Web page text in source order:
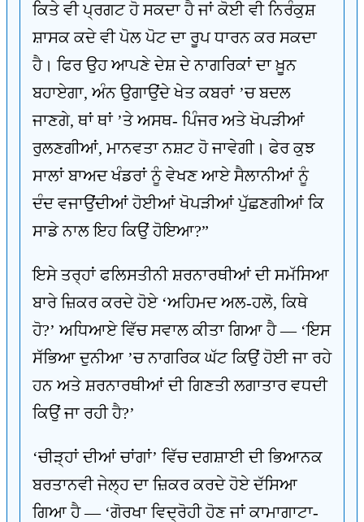
ਕਿਤੇ ਵੀ ਪ੍ਰਗਟ ਹੋ ਸਕਦਾ ਹੈ ਜਾਂ ਕੋਈ ਵੀ ਨਿਰੰਕੁਸ਼
ਸ਼ਾਸਕ ਕਦੇ ਵੀ ਪੋਲ ਪੋਟ ਦਾ ਰੂਪ ਧਾਰਨ ਕਰ ਸਕਦਾ
ਹੈ। ਫਿਰ ਉਹ ਆਪਣੇ ਦੇਸ਼ ਦੇ ਨਾਗਰਿਕਾਂ ਦਾ ਖ਼ੂਨ
ਬਹਾਏਗਾ, ਅੰਨ ਉਗਾਉਂਦੇ ਖੇਤ ਕਬਰਾਂ ’ਚ ਬਦਲ
ਜਾਣਗੇ, ਥਾਂ ਥਾਂ ’ਤੇ ਅਸਥ- ਪਿੰਜਰ ਅਤੇ ਖੋਪੜੀਆਂ
ਰੁਲਣਗੀਆਂ, ਮਾਨਵਤਾ ਨਸ਼ਟ ਹੋ ਜਾਵੇਗੀ। ਫੇਰ ਕੁਝ
ਸਾਲਾਂ ਬਾਅਦ ਖੰਡਰਾਂ ਨੂੰ ਵੇਖਣ ਆਏ ਸੈਲਾਨੀਆਂ ਨੂੰ
ਦੰਦ ਵਜਾਉਂਦੀਆਂ ਹੋਈਆਂ ਖੋਪੜੀਆਂ ਪੁੱਛਣਗੀਆਂ ਕਿ
ਸਾਡੇ ਨਾਲ ਇਹ ਕਿਉਂ ਹੋਇਆ?”
ਇਸੇ ਤਰ੍ਹਾਂ ਫਲਿਸਤੀਨੀ ਸ਼ਰਨਾਰਥੀਆਂ ਦੀ ਸਮੱਸਿਆ
ਬਾਰੇ ਜ਼ਿਕਰ ਕਰਦੇ ਹੋਏ ‘ਅਹਿਮਦ ਅਲ-ਹਲੋ, ਕਿਥੇ
ਹੋ?’ ਅਧਿਆਏ ਵਿੱਚ ਸਵਾਲ ਕੀਤਾ ਗਿਆ ਹੈ — ‘ਇਸ
ਸੱਭਿਆ ਦੁਨੀਆ ’ਚ ਨਾਗਰਿਕ ਘੱਟ ਕਿਉਂ ਹੋਈ ਜਾ ਰਹੇ
ਹਨ ਅਤੇ ਸ਼ਰਨਾਰਥੀਆਂ ਦੀ ਗਿਣਤੀ ਲਗਾਤਾਰ ਵਧਦੀ
ਕਿਉਂ ਜਾ ਰਹੀ ਹੈ?’
‘ਚੀੜ੍ਹਾਂ ਦੀਆਂ ਚਾਂਗਾਂ’ ਵਿੱਚ ਦਗਸ਼ਾਈ ਦੀ ਭਿਆਨਕ
ਬਰਤਾਨਵੀ ਜੇਲ੍ਹ ਦਾ ਜ਼ਿਕਰ ਕਰਦੇ ਹੋਏ ਦੱਸਿਆ
ਗਿਆ ਹੈ — ‘ਗੋਰਖਾ ਵਿਦ੍ਰੋਹੀ ਹੋਣ ਜਾਂ ਕਾਮਾਗਾਟਾ-